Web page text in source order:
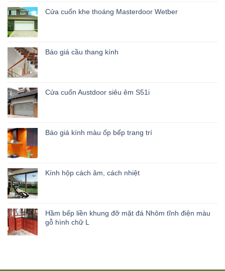
Cửa cuốn khe thoáng Masterdoor Wetber
Báo giá cầu thang kính
Cửa cuốn Austdoor siêu êm S51i
Báo giá kính màu ốp bếp trang trí
Kính hộp cách âm, cách nhiệt
Hầm bếp liền khung đỡ mặt đá Nhôm tĩnh điện màu
gỗ hình chữ L